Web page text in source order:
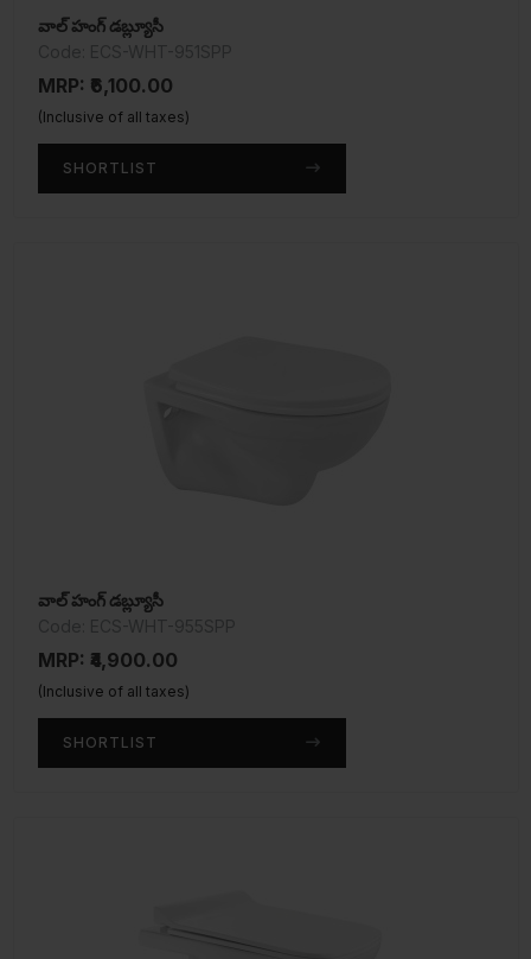
వాల్ హంగ్ డబ్ల్యూసీ
MRP: ₹6,100.00
(Inclusive of all taxes)
SHORTLIST
వాల్ హంగ్ డబ్ల్యూసీ
MRP: ₹4,900.00
(Inclusive of all taxes)
SHORTLIST